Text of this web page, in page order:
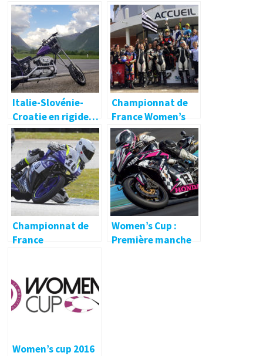
Italie-Slovénie-
Croatie en rigide…
Championnat de
France Women’s
Cup : le titre en 600
pour Anne-Louise
Floury !
Championnat de
France
Women’s Cup :
Première manche
Women’s cup 2016